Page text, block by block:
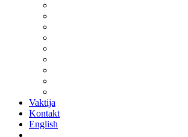
Vaktija
Kontakt
English